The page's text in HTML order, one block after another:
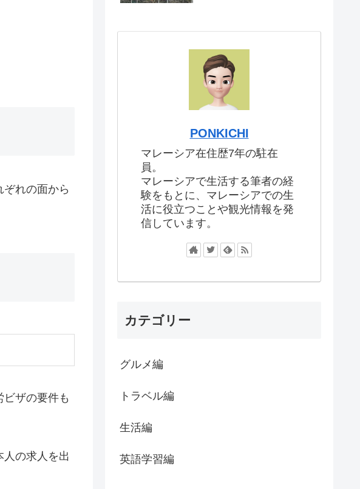
れの面から
ザの要件も
の求人を出
PONKICHI
マレーシア在住歴7年の駐在
員。
マレーシアで生活する筆者の経
験をもとに、マレーシアでの生
活に役立つことや観光情報を発
信しています。
カテゴリー
グルメ編
トラベル編
生活編
英語学習編